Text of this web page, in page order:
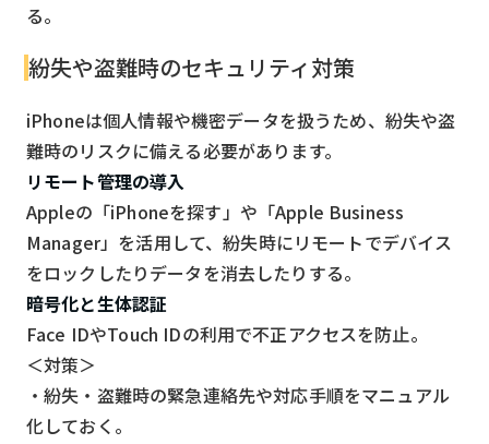
る。
紛失や盗難時のセキュリティ対策
iPhoneは個人情報や機密データを扱うため、紛失や盗
難時のリスクに備える必要があります。
リモート管理の導入
Appleの「iPhoneを探す」や「Apple Business
Manager」を活用して、紛失時にリモートでデバイス
をロックしたりデータを消去したりする。
暗号化と生体認証
Face IDやTouch IDの利用で不正アクセスを防止。
＜対策＞
・紛失・盗難時の緊急連絡先や対応手順をマニュアル
化しておく。